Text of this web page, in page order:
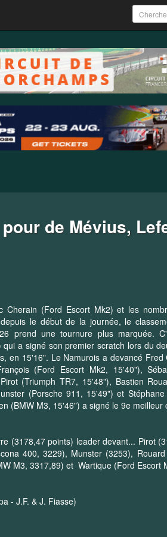
de Mévius,
Cherain (Ford Escort Mk2) et les
le début de la journée, le
prend une tournure plus marquée.
qui a signé son premier scratch lors du
en 15'16". Le Namurois a devancé Fred
(Ford Escort Mk2, 15'40"),
(Triumph TR7, 15'48"), Bastien
(Porsche 911, 15'49") et
(BMW M3, 15'46") a signé le 9e meilleur
(3178,47 points) leader devant... Pirot
400, 3229), Munster (3253),
M3, 3317,89) et Wartique (Ford Escort
- J.F. & J. Fiasse)